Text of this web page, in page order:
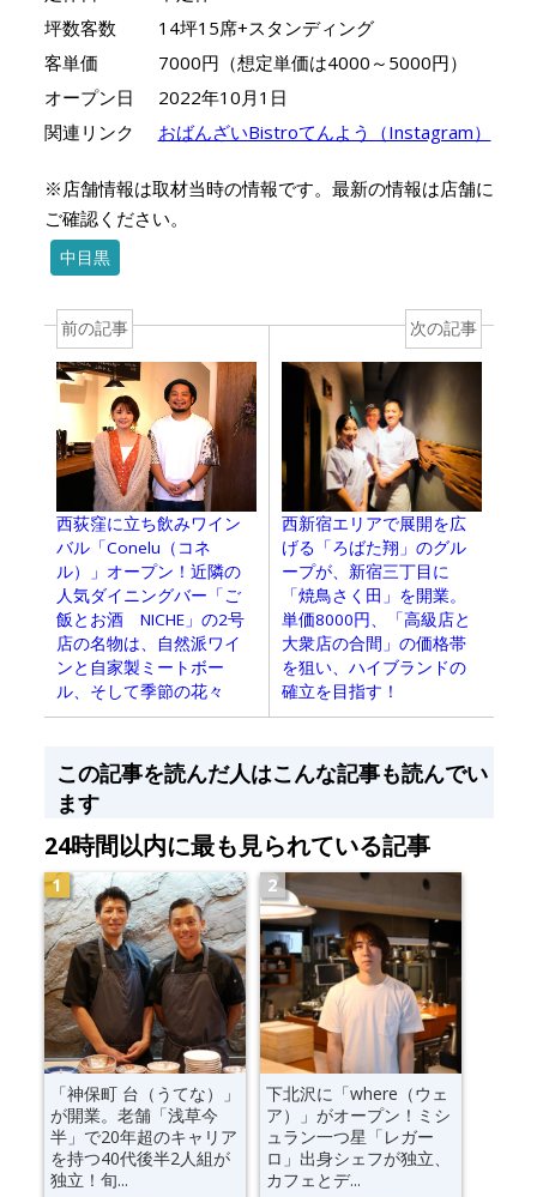
坪数客数
14坪15席+スタンディング
客単価
7000円（想定単価は4000～5000円）
オープン日
2022年10月1日
関連リンク
おばんざいBistroてんよう（Instagram）
※店舗情報は取材当時の情報です。最新の情報は店舗に
ご確認ください。
中目黒
前の記事
西荻窪に立ち飲みワイン
バル「Conelu（コネ
ル）」オープン！近隣の
人気ダイニングバー「ご
飯とお酒 NICHE」の2号
店の名物は、自然派ワイ
ンと自家製ミートボー
ル、そして季節の花々
次の記事
西新宿エリアで展開を広
げる「ろばた翔」のグル
ープが、新宿三丁目に
「焼鳥さく田」を開業。
単価8000円、「高級店と
大衆店の合間」の価格帯
を狙い、ハイブランドの
確立を目指す！
この記事を読んだ人はこんな記事も読んでい
ます
24時間以内に最も見られている記事
「神保町 台（うてな）」
が開業。老舗「浅草今
半」で20年超のキャリア
を持つ40代後半2人組が
独立！旬...
下北沢に「where（ウェ
ア）」がオープン！ミシ
ュラン一つ星「レガー
ロ」出身シェフが独立、
カフェとデ...